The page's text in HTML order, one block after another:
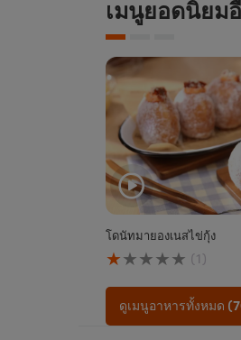
เมนูยอดนิยม
โดนัทมายองเนสไข่กุ้ง
คะแนน
เฉลี่ย
ของ
โดนัท
มา
(1)
ดูเมนูอาหารทั้งหมด